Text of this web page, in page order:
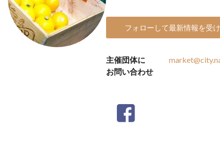
フォローして最新情報を受
主催団体に
お問い合わせ